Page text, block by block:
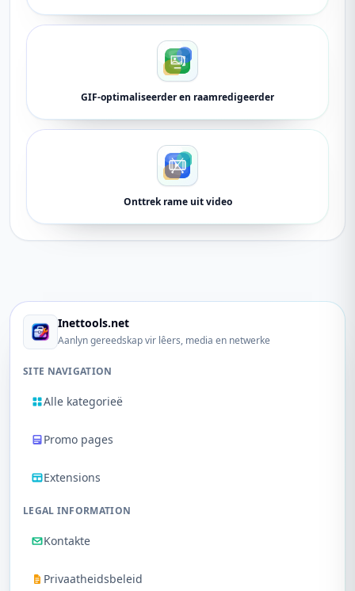
GIF-optimaliseerder en raamredigeerder
Onttrek rame uit video
Inettools.net
Aanlyn gereedskap vir lêers, media en netwerke
SITE NAVIGATION
Alle kategorieë
Promo pages
Extensions
LEGAL INFORMATION
Kontakte
Privaatheidsbeleid